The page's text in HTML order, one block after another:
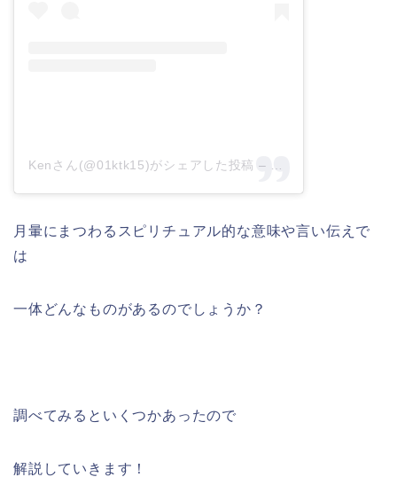
Kenさん(@01ktk15)がシェアした投稿 –
月暈にまつわるスピリチュアル的な意味や言い伝えで
は
一体どんなものがあるのでしょうか？
調べてみるといくつかあったので
解説していきます！